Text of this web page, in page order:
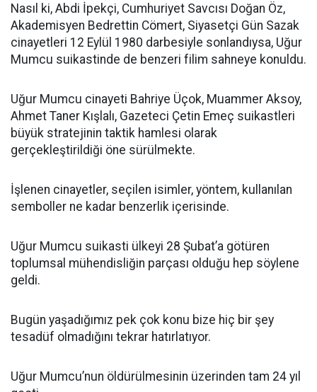
Nasıl ki, Abdi İpekçi, Cumhuriyet Savcısı Doğan Öz,
Akademisyen Bedrettin Cömert, Siyasetçi Gün Sazak
cinayetleri 12 Eylül 1980 darbesiyle sonlandıysa, Uğur
Mumcu suikastinde de benzeri filim sahneye konuldu.
Uğur Mumcu cinayeti Bahriye Üçok, Muammer Aksoy,
Ahmet Taner Kışlalı, Gazeteci Çetin Emeç suikastleri
büyük stratejinin taktik hamlesi olarak
gerçekleştirildiği öne sürülmekte.
İşlenen cinayetler, seçilen isimler, yöntem, kullanılan
semboller ne kadar benzerlik içerisinde.
Uğur Mumcu suikasti ülkeyi 28 Şubat’a götüren
toplumsal mühendisliğin parçası olduğu hep söylene
geldi.
Bugün yaşadığımız pek çok konu bize hiç bir şey
tesadüf olmadığını tekrar hatırlatıyor.
Uğur Mumcu’nun öldürülmesinin üzerinden tam 24 yıl